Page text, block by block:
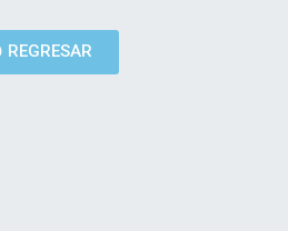
REGRESAR